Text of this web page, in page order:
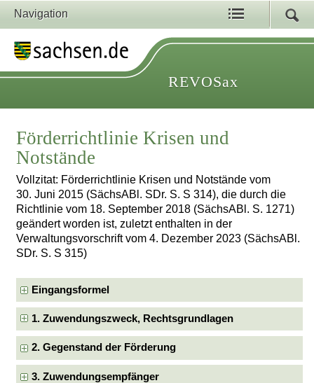
Navigation
REVOSax
Förderrichtlinie Krisen und
Notstände
Vollzitat: Förderrichtlinie Krisen und Notstände vom
30. Juni 2015 (SächsABl. SDr. S. S 314), die durch die
Richtlinie vom 18. September 2018 (SächsABl. S. 1271)
geändert worden ist, zuletzt enthalten in der
Verwaltungsvorschrift vom 4. Dezember 2023 (SächsABl.
SDr. S. S 315)
Eingangsformel
1. Zuwendungszweck, Rechtsgrundlagen
2. Gegenstand der Förderung
3. Zuwendungsempfänger